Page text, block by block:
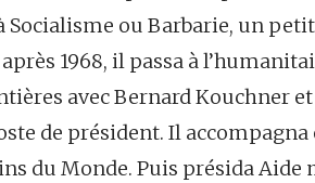
Socialisme ou Barbarie, un
1968, il passa à
avec Bernard Kouchner
de président. Il
du Monde. Puis présida